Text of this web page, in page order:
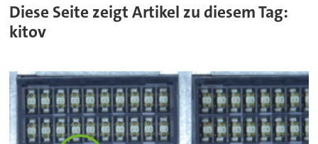
Diese Seite zeigt Artikel zu diesem Tag:
kitov